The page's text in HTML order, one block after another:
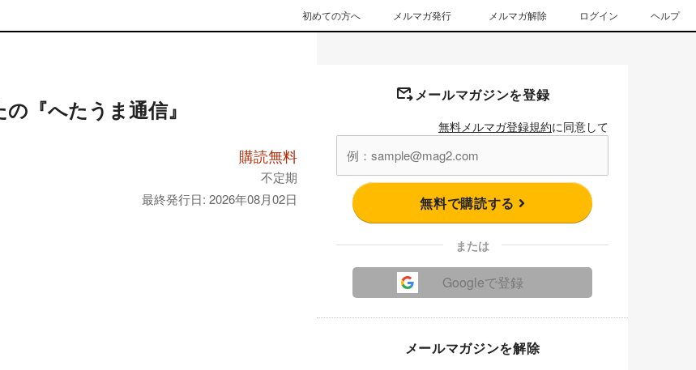
初めての方へ メルマガ発行 メルマガ解除 ログイン ヘルプ
の『へたうま通信』
購読無料
不定期
最終発行日: 2026年08月02日
メールマガジンを登録
無料メルマガ登録規約に同意して
無料で購読する
または
Googleで登録
メールマガジンを解除